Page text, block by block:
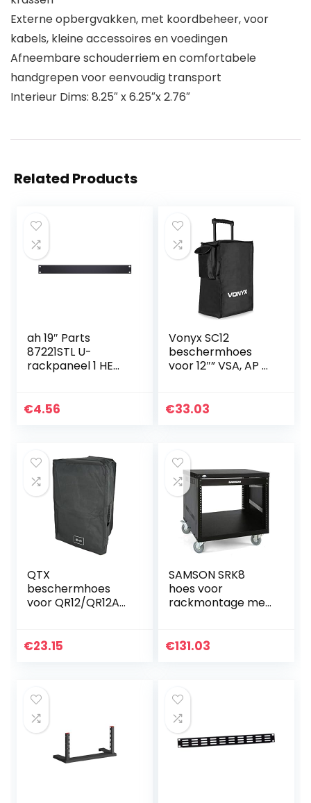
Externe opbergvakken, met koordbeheer, voor
kabels, kleine accessoires en voedingen
Afneembare schouderriem en comfortabele
handgrepen voor eenvoudig transport
Interieur Dims: 8.25″ x 6.25″x 2.76″
Related Products
ah 19″ Parts
87221STL U-
rackpaneel 1 HE
€4.56
Vonyx SC12
beschermhoes
voor 12″” VSA, AP of
€33.03
QTX
beschermhoes
voor QR12/QR12A
€23.15
SAMSON SRK8
hoes voor
rackmontage met
€131.03